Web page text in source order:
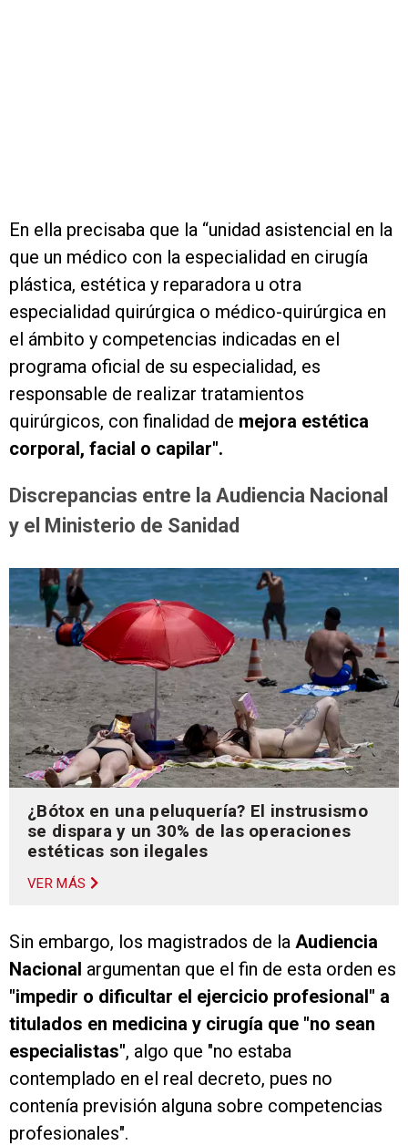
En ella precisaba que la “unidad asistencial en la
que un médico con la especialidad en cirugía
plástica, estética y reparadora u otra
especialidad quirúrgica o médico-quirúrgica en
el ámbito y competencias indicadas en el
programa oficial de su especialidad, es
responsable de realizar tratamientos
quirúrgicos, con finalidad de mejora estética
corporal, facial o capilar".
Discrepancias entre la Audiencia Nacional
y el Ministerio de Sanidad
¿Bótox en una peluquería? El instrusismo
se dispara y un 30% de las operaciones
estéticas son ilegales
VER MÁS
Sin embargo, los magistrados de la Audiencia
Nacional argumentan que el fin de esta orden es
"impedir o dificultar el ejercicio profesional" a
titulados en medicina y cirugía que "no sean
especialistas", algo que "no estaba
contemplado en el real decreto, pues no
contenía previsión alguna sobre competencias
profesionales".